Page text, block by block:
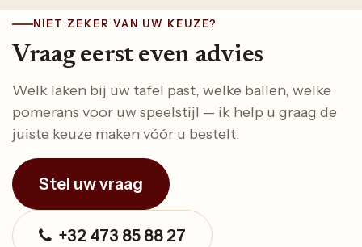
NIET ZEKER VAN UW KEUZE?
Vraag eerst even advies
Welk laken bij uw tafel past, welke ballen, welke
pomerans voor uw speelstijl — ik help u graag de
juiste keuze maken vóór u bestelt.
Stel uw vraag
+32 473 85 88 27